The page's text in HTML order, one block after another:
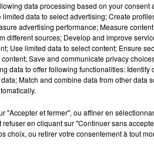
data processing based on your consent
data to select advertising; Create
advertising performance; Measure
different sources; Develop and improve
Use limited data to select content; Ensure
Save and communicate privacy
data to offer following functionalities:
Match and combine data from other data
"Accepter et fermer", ou affiner en
en cliquant sur "Continuer sans
choix, ou retirer votre consentement à tout